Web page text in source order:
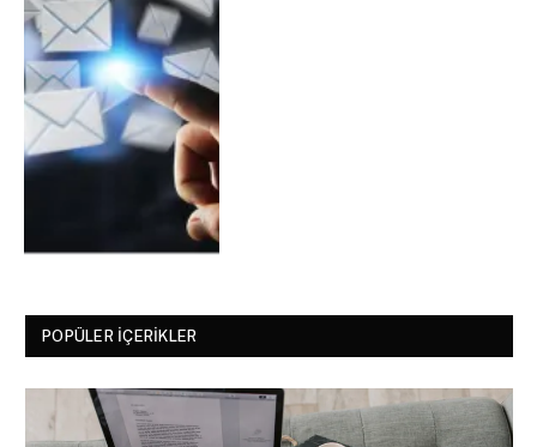
POPÜLER İÇERIKLER